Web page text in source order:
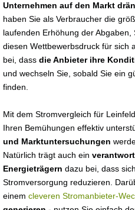
Unternehmen auf den Markt
haben Sie als Verbraucher die
laufenden Erhöhung der
diesen Wettbewerbsdruck für sich
bei, dass die Anbieter ihre
und wechseln Sie, sobald Sie ein
finden.
Mit dem Stromvergleich für
Ihren Bemühungen effektiv
und Marktuntersuchungen
Natürlich trägt auch ein
Energieträgern dazu bei, dass
Stromversorgung reduzieren.
einem cleveren Stromanbieter-